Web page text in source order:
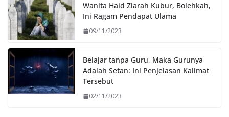
Wanita Haid Ziarah Kubur, Bolehkah,
Ini Ragam Pendapat Ulama
09/11/2023
Belajar tanpa Guru, Maka Gurunya
Adalah Setan: Ini Penjelasan Kalimat
Tersebut
02/11/2023